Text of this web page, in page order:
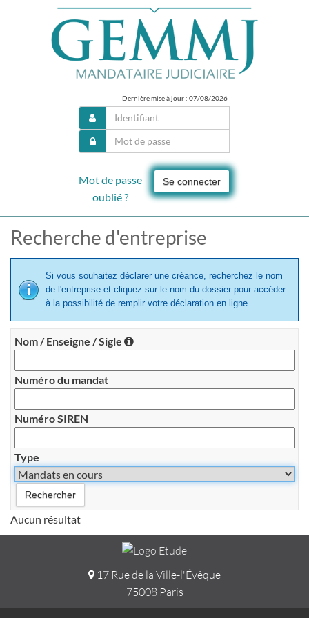
Dernière mise à jour : 07/08/2026
Se connecter
Mot de passe
oublié ?
Recherche d'entreprise
Si vous souhaitez déclarer une créance, recherchez le nom
de l'entreprise et cliquez sur le nom du dossier pour accéder
à la possibilité de remplir votre déclaration en ligne.
Nom / Enseigne / Sigle
Numéro du mandat
Numéro SIREN
Type
Aucun résultat
17 Rue de la Ville-l'Évêque
75008 Paris